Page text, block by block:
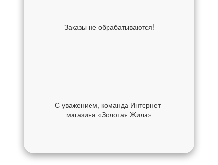
Заказы не обрабатываются!
С уважением, команда Интернет-
магазина «Золотая Жила»